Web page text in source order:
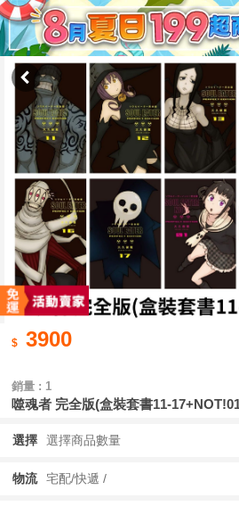
3900
銷量 : 1
噬魂者 完全版(盒裝套書11-
選擇 選擇商品數量
物流 宅配/快遞 /